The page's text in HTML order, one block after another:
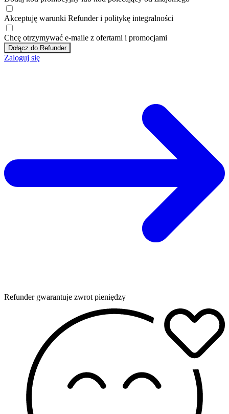
Akceptuję warunki Refunder i politykę integralności
Chcę otrzymywać e-maile z ofertami i promocjami
Dołącz do Refunder
Zaloguj się
Refunder gwarantuje zwrot pieniędzy